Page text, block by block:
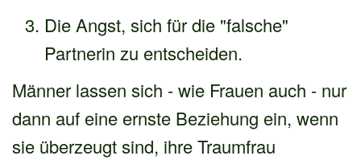
Die Angst, sich für die "falsche"
Partnerin zu entscheiden.
Männer lassen sich - wie Frauen auch - nur
dann auf eine ernste Beziehung ein, wenn
sie überzeugt sind, ihre Traumfrau